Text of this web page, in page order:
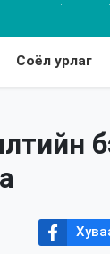
Соёл урлаг